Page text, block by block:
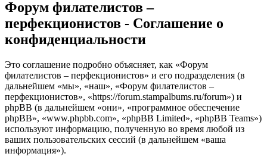
Форум филателистов –
перфекционистов - Соглашение о
конфиденциальности
Это соглашение подробно объясняет, как «Форум
филателистов – перфекционистов» и его подразделения (в
дальнейшем «мы», «наш», «Форум филателистов –
перфекционистов», «https://forum.stampalbums.ru/forum») и
phpBB (в дальнейшем «они», «программное обеспечение
phpBB», «www.phpbb.com», «phpBB Limited», «phpBB Teams»)
используют информацию, полученную во время любой из
ваших пользовательских сессий (в дальнейшем «ваша
информация»).